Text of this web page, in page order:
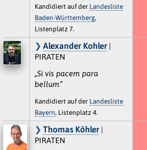
Kandidiert auf der Landesliste
Baden-Württemberg,
Listenplatz 7.
Alexander Kohler|
PIRATEN
„Si vis pacem para
bellum“
Kandidiert auf der Landesliste
Bayern, Listenplatz 4.
Thomas Köhler|
PIRATEN